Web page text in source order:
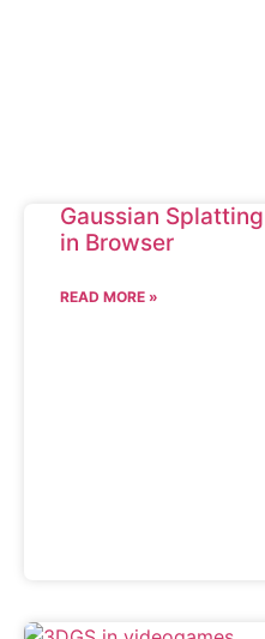
Gaussian Splatting
in Browser
READ MORE »